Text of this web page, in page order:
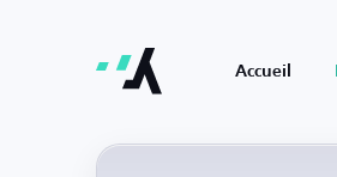
Accueil